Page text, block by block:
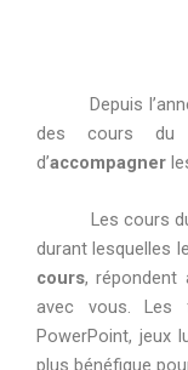
Depuis
des cours du
d’accompagner
Les cours du
durant lesquelles
cours, répondent
avec vous. Les
PowerPoint, jeux
plus bénéfique